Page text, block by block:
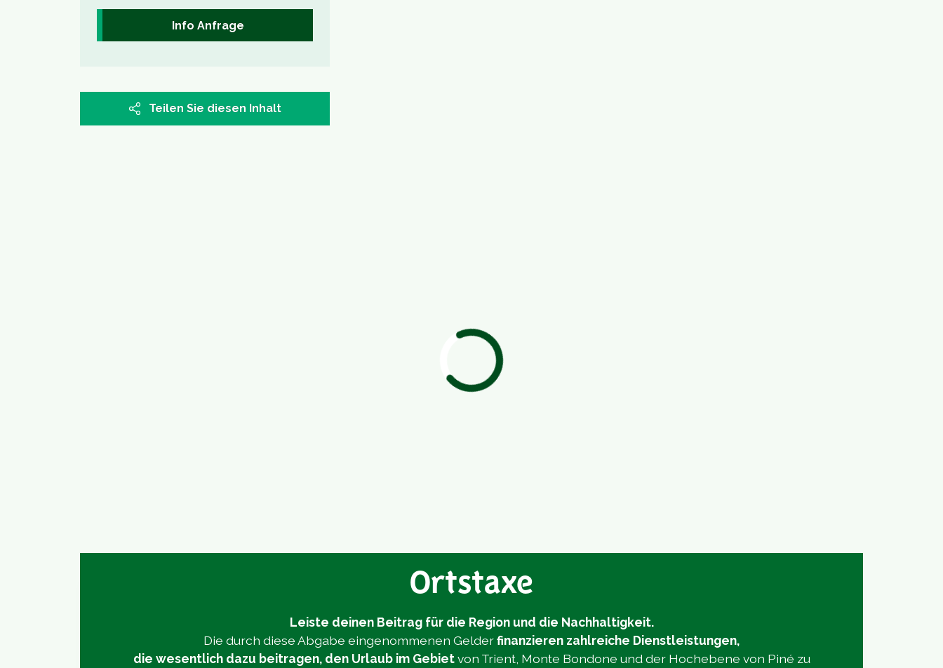
Info Anfrage
Teilen Sie diesen Inhalt
Ortstaxe
Leiste deinen Beitrag für die Region und die Nachhaltigkeit.
Die durch diese Abgabe eingenommenen Gelderfinanzieren zahlreiche Dienstleistungen,
die wesentlich dazu beitragen, den Urlaub im Gebietvon Trient, Monte Bondone und der Hochebene von Piné zu